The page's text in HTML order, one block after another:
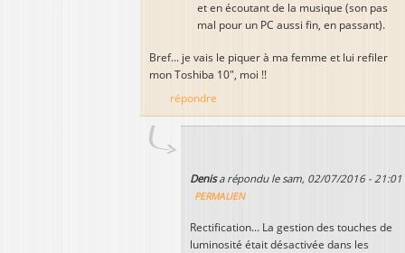
et en écoutant de la musique (son pas
mal pour un PC aussi fin, en passant).
Bref... je vais le piquer à ma femme et lui refiler
mon Toshiba 10", moi !!
répondre
Denisa répondu lesam, 02/07/2016 - 21:01
PERMALIEN
Rectification... La gestion des touches de
luminosité était désactivée dans les